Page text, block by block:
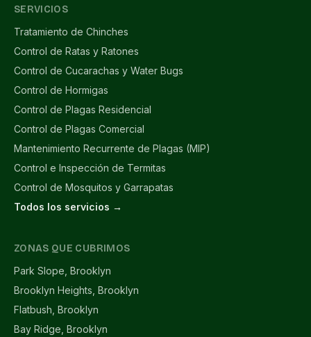
SERVICIOS
Tratamiento de Chinches
Control de Ratas y Ratones
Control de Cucarachas y Water Bugs
Control de Hormigas
Control de Plagas Residencial
Control de Plagas Comercial
Mantenimiento Recurrente de Plagas (MIP)
Control e Inspección de Termitas
Control de Mosquitos y Garrapatas
Todos los servicios →
ZONAS QUE CUBRIMOS
Park Slope, Brooklyn
Brooklyn Heights, Brooklyn
Flatbush, Brooklyn
Bay Ridge, Brooklyn